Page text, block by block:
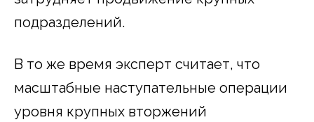
подразделений.
В то же время эксперт считает, что
масштабные наступательные операции
уровня крупных вторжений